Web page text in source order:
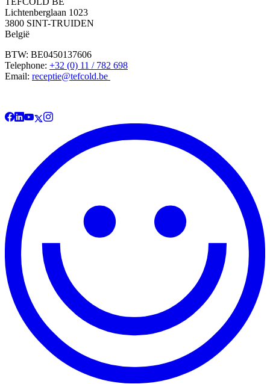
Lichtenberglaan 1023
3800 SINT-TRUIDEN
België
BTW: BE0450137606
Telephone: +32 (0) 11 / 782 698
Email: receptie@tefcold.be